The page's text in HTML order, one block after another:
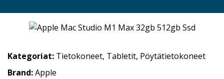
Kategoriat: Tietokoneet, Tabletit, Pöytätietokoneet
Brand:Apple